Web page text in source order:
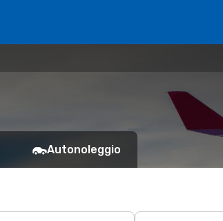
Autonoleggio